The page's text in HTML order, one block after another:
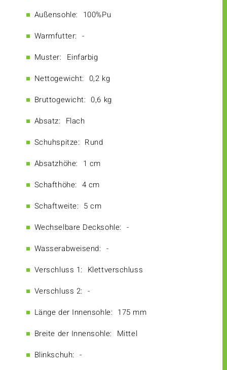
Außensohle: 100%Pu
Warmfutter: -
Muster: Einfarbig
Nettogewicht: 0,2 kg
Bruttogewicht: 0,6 kg
Absatz: Flach
Schuhspitze: Rund
Absatzhöhe: 1 cm
Schafthöhe: 4 cm
Schaftweite: 5 cm
Wechselbare Decksohle: -
Wasserabweisend: -
Verschluss 1: Klettverschluss
Verschluss 2: -
Länge der Innensohle: 175 mm
Breite der Innensohle: Mittel
Blinkschuh: -